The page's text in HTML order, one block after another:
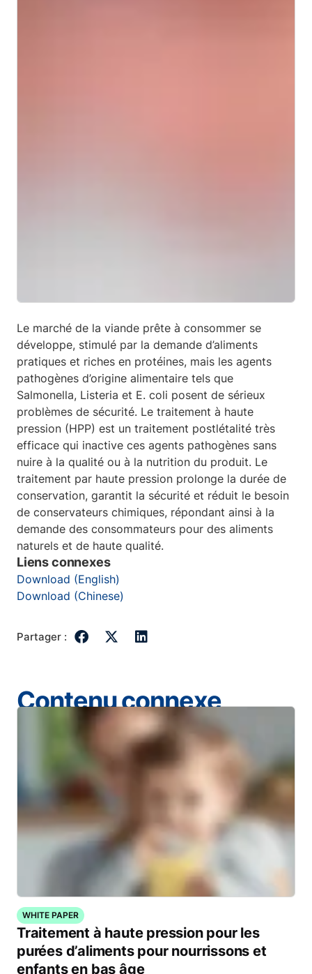
Le marché de la viande prête à consommer se
développe, stimulé par la demande d’aliments
pratiques et riches en protéines, mais les agents
pathogènes d’origine alimentaire tels que
Salmonella, Listeria et E. coli posent de sérieux
problèmes de sécurité. Le traitement à haute
pression (HPP) est un traitement postlétalité très
efficace qui inactive ces agents pathogènes sans
nuire à la qualité ou à la nutrition du produit. Le
traitement par haute pression prolonge la durée de
conservation, garantit la sécurité et réduit le besoin
de conservateurs chimiques, répondant ainsi à la
demande des consommateurs pour des aliments
naturels et de haute qualité.
Liens connexes
Download (English)
Download (Chinese)
Partager :
Contenu connexe
WHITE PAPER
Traitement à haute pression pour les
purées d’aliments pour nourrissons et
enfants en bas âge